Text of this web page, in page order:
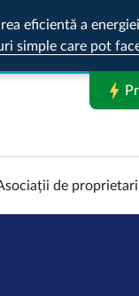
eficientă a
simple care pot
de proprietari
bolt